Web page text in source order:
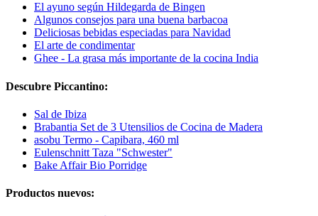
El ayuno según Hildegarda de Bingen
Algunos consejos para una buena barbacoa
Deliciosas bebidas especiadas para Navidad
El arte de condimentar
Ghee - La grasa más importante de la cocina India
Descubre Piccantino:
Sal de Ibiza
Brabantia Set de 3 Utensilios de Cocina de Madera
asobu Termo - Capibara, 460 ml
Eulenschnitt Taza "Schwester"
Bake Affair Bio Porridge
Productos nuevos: